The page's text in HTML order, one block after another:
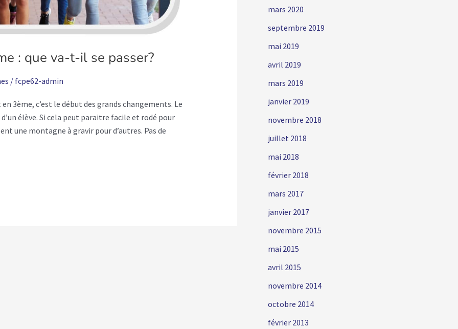
: que va-t-il se passer?
/ fcpe62-admin
3ème, c’est le début des grands changements. Le
élève. Si cela peut paraitre facile et rodé pour
une montagne à gravir pour d’autres. Pas de
mars 2020
septembre 2019
mai 2019
avril 2019
mars 2019
janvier 2019
novembre 2018
juillet 2018
mai 2018
février 2018
mars 2017
janvier 2017
novembre 2015
mai 2015
avril 2015
novembre 2014
octobre 2014
février 2013